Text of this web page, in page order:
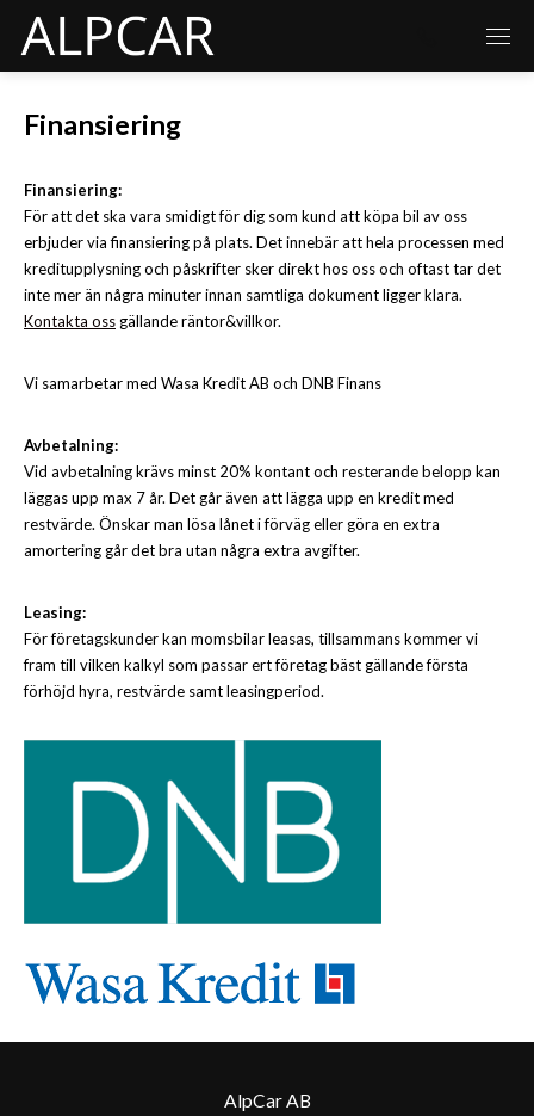
Finansiering
Finansiering:
För att det ska vara smidigt för dig som kund att köpa bil av oss
erbjuder via finansiering på plats. Det innebär att hela processen med
kreditupplysning och påskrifter sker direkt hos oss och oftast tar det
inte mer än några minuter innan samtliga dokument ligger klara.
Kontakta oss gällande räntor&villkor.
Vi samarbetar med Wasa Kredit AB och DNB Finans
Avbetalning:
Vid avbetalning krävs minst 20% kontant och resterande belopp kan
läggas upp max 7 år. Det går även att lägga upp en kredit med
restvärde. Önskar man lösa lånet i förväg eller göra en extra
amortering går det bra utan några extra avgifter.
Leasing:
För företagskunder kan momsbilar leasas, tillsammans kommer vi
fram till vilken kalkyl som passar ert företag bäst gällande första
förhöjd hyra, restvärde samt leasingperiod.
AlpCar AB